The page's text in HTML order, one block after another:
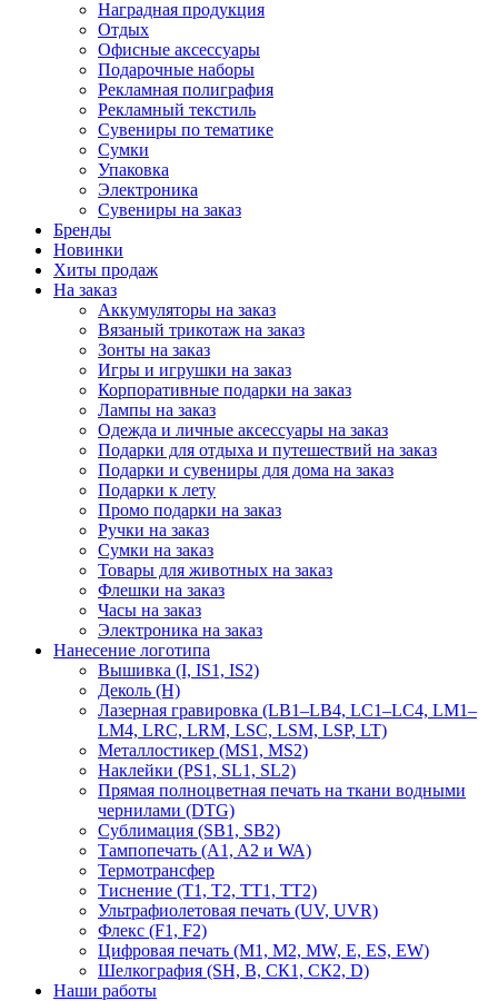
Наградная продукция
Отдых
Офисные аксессуары
Подарочные наборы
Рекламная полиграфия
Рекламный текстиль
Сувениры по тематике
Сумки
Упаковка
Электроника
Сувениры на заказ
Бренды
Новинки
Хиты продаж
На заказ
Аккумуляторы на заказ
Вязаный трикотаж на заказ
Зонты на заказ
Игры и игрушки на заказ
Корпоративные подарки на заказ
Лампы на заказ
Одежда и личные аксессуары на заказ
Подарки для отдыха и путешествий на заказ
Подарки и сувениры для дома на заказ
Подарки к лету
Промо подарки на заказ
Ручки на заказ
Сумки на заказ
Товары для животных на заказ
Флешки на заказ
Часы на заказ
Электроника на заказ
Нанесение логотипа
Вышивка (I, IS1, IS2)
Деколь (H)
Лазерная гравировка (LB1–LB4, LC1–LC4, LM1–
LM4, LRC, LRM, LSC, LSM, LSP, LT)
Металлостикер (MS1, MS2)
Наклейки (PS1, SL1, SL2)
Прямая полноцветная печать на ткани водными
чернилами (DTG)
Сублимация (SB1, SB2)
Тампопечать (A1, A2 и WA)
Термотрансфер
Тиснение (Т1, Т2, ТT1, ТT2)
Ультрафиолетовая печать (UV, UVR)
Флекс (F1, F2)
Цифровая печать (M1, M2, MW, E, ES, EW)
Шелкография (SH, В, СК1, СК2, D)
Наши работы